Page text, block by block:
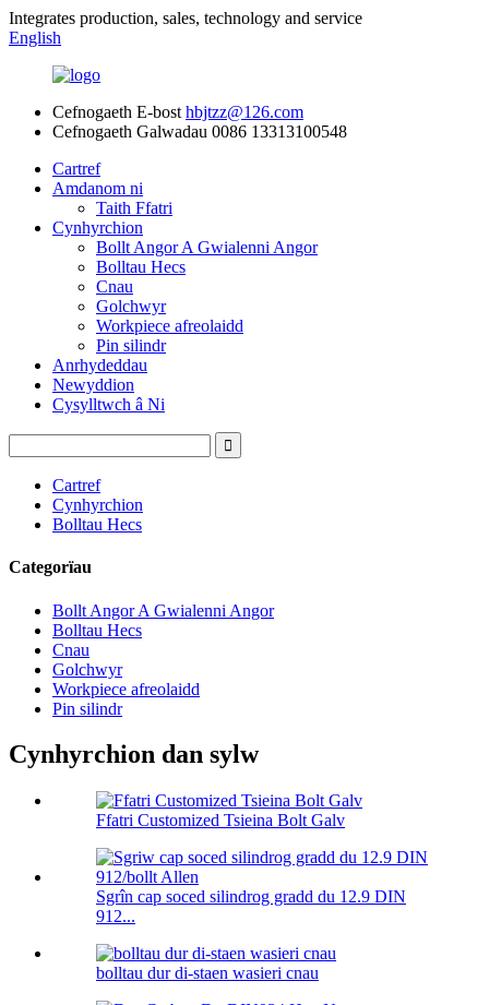
Integrates production, sales, technology and service
English
Cefnogaeth E-bost hbjtzz@126.com
Cefnogaeth Galwadau 0086 13313100548
Cartref
Amdanom ni
Taith Ffatri
Cynhyrchion
Bollt Angor A Gwialenni Angor
Bolltau Hecs
Cnau
Golchwyr
Workpiece afreolaidd
Pin silindr
Anrhydeddau
Newyddion
Cysylltwch â Ni
Cartref
Cynhyrchion
Bolltau Hecs
Categorïau
Bollt Angor A Gwialenni Angor
Bolltau Hecs
Cnau
Golchwyr
Workpiece afreolaidd
Pin silindr
Cynhyrchion dan sylw
Ffatri Customized Tsieina Bolt Galv
Sgrîn cap soced silindrog gradd du 12.9 DIN
912...
bolltau dur di-staen wasieri cnau